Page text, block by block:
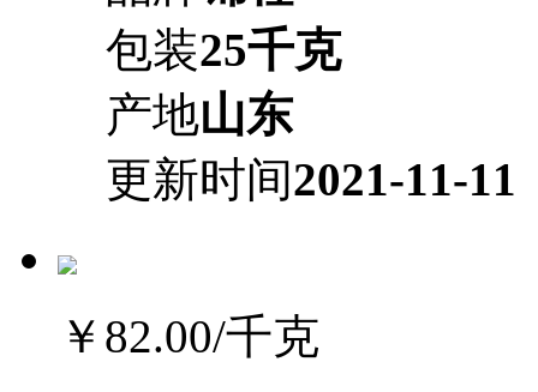
包装25千克
产地山东
更新时间2021-11-11
￥82.00/千克